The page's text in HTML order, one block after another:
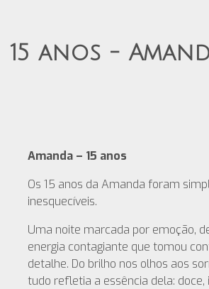
15 anos -
Amanda – 15 anos
Os 15 anos da Amanda foram
inesquecíveis.
Uma noite marcada por emoção,
energia contagiante que tomou
detalhe. Do brilho nos olhos aos
tudo refletia a essência dela: doce,